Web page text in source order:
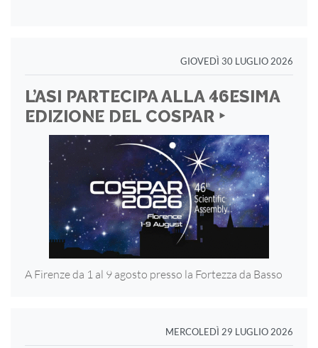
GIOVEDÌ 30 LUGLIO 2026
L’ASI PARTECIPA ALLA 46ESIMA
EDIZIONE DEL COSPAR ‣
A Firenze da 1 al 9 agosto presso la Fortezza da Basso
MERCOLEDÌ 29 LUGLIO 2026